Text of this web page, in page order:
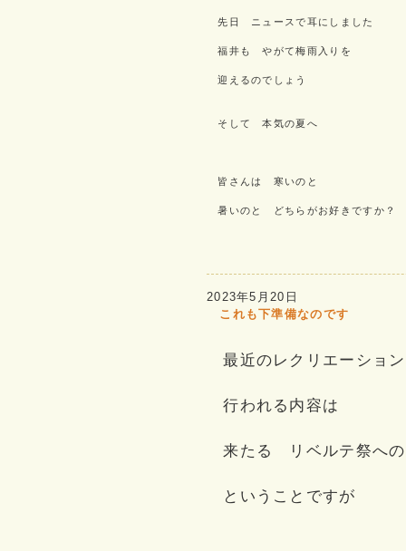
先日 ニュースで耳にしました
福井も やがて梅雨入りを
迎えるのでしょう
そして 本気の夏へ
皆さんは 寒いのと
暑いのと どちらがお好きですか？
2023年5月20日
これも下準備なのです
最近のレクリエーション
行われる内容は
来たる リベルテ祭への
ということですが